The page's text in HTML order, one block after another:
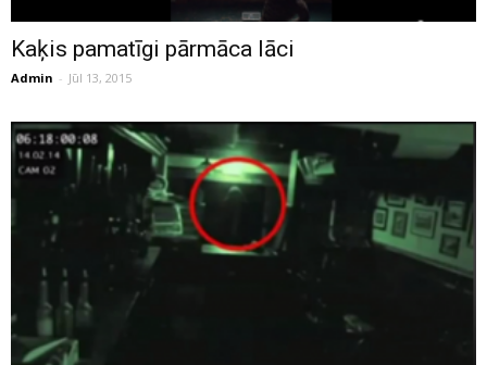
Kaķis pamatīgi pārmāca lāci
Admin - Jūl 13, 2015